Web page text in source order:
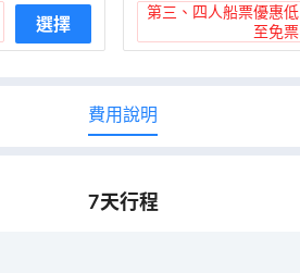
選擇
第三、四人船票優惠低
至免票
費用說明
7天行程